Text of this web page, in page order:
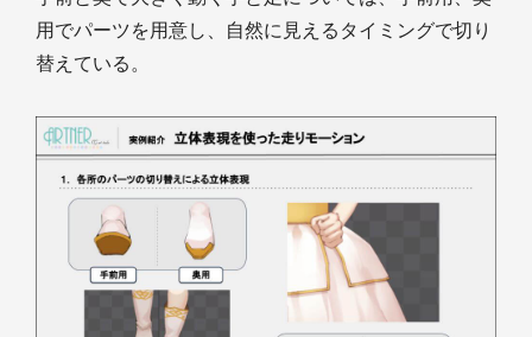
用でパーツを用意し、自然に見えるタイミングで切り
替えている。